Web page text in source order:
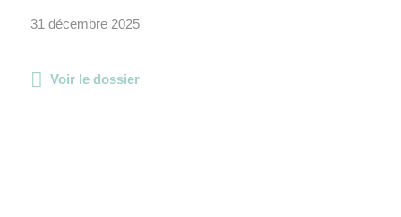
31 décembre 2025
Voir le dossier